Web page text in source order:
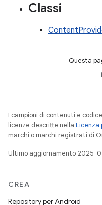
Classi
Questa
I campioni di contenuti e
licenze descritte nella Licenza
marchi o marchi registrati di
Ultimo aggiornamento 2025-
CREA
Repository per Android